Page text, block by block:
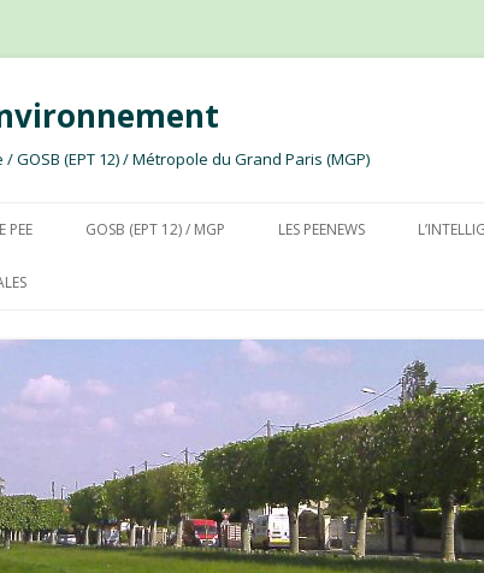
(EPT 12) / Métropole du Grand Paris (MGP)
PEE GOSB (EPT 12) / MGP LES PEENEWS